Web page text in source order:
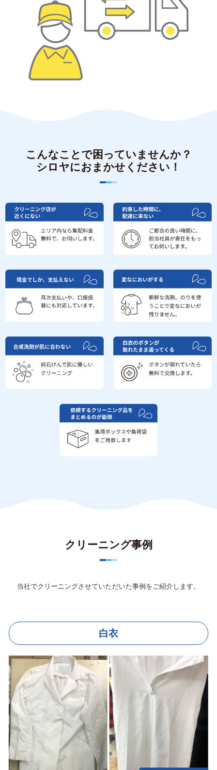
こんなことで困っていませんか？
シロヤにおまかせください！
クリーニング事例
当社でクリーニングさせていただいた事例をご紹介します。
白衣